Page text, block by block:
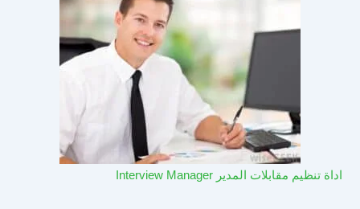
اداة تنظيم مقابلات المدير Interview Manager